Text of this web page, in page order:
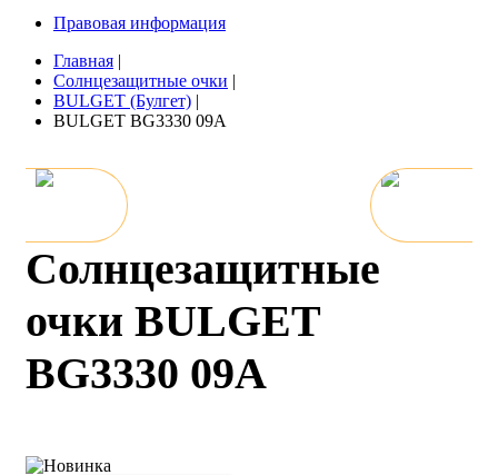
Правовая информация
Главная |
Солнцезащитные очки |
BULGET (Булгет) |
BULGET BG3330 09A
Солнцезащитные
очки BULGET
BG3330 09A